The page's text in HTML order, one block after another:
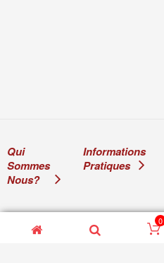
Qui
Sommes
Nous?
Informations
Pratiques
0